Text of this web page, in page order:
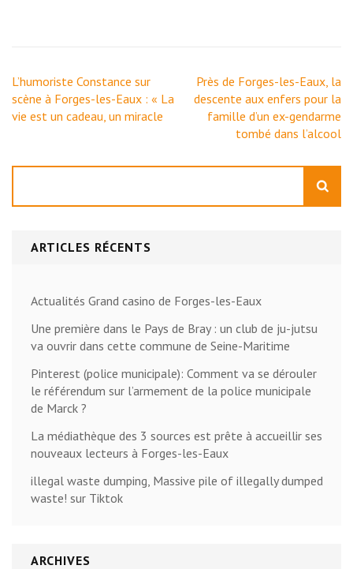
Navigation
de
l’article
L’humoriste Constance sur
scène à Forges-les-Eaux : « La
vie est un cadeau, un miracle
Près de Forges-les-Eaux, la
descente aux enfers pour la
famille d’un ex-gendarme
tombé dans l’alcool
ARTICLES RÉCENTS
Actualités Grand casino de Forges-les-Eaux
Une première dans le Pays de Bray : un club de ju-jutsu
va ouvrir dans cette commune de Seine-Maritime
Pinterest (police municipale): Comment va se dérouler
le référendum sur l’armement de la police municipale
de Marck ?
La médiathèque des 3 sources est prête à accueillir ses
nouveaux lecteurs à Forges-les-Eaux
illegal waste dumping, Massive pile of illegally dumped
waste! sur Tiktok
ARCHIVES